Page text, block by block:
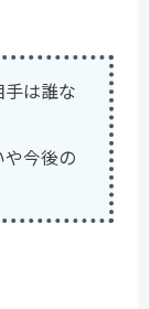
は誰な
今後の